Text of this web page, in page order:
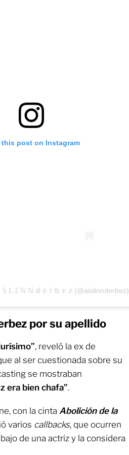
this post on Instagram
𝕊 𝕃 𝕀 ℕ ℕ 𝕕 𝕖 𝕣 𝕓 𝕖 𝕫 (@aislinnderbez)
por su apellido
, reveló la ex de
al ser cuestionada sobre su
se mostraban
era bien chafa”.
con la cinta Abolición de la
varios callbacks, que ocurren
de una actriz y la considera